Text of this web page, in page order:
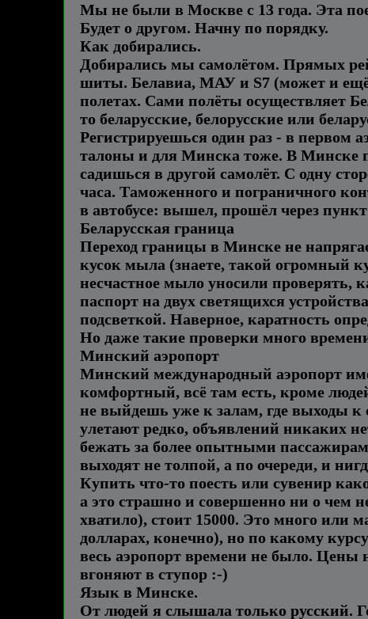
Мы не были в Москве с 13 года. Эта
Будет о другом. Начну по порядку.
Как добирались.
Добирались мы самолётом. Прямых
шиты. Белавиа, МАУ и S7 (может и ещё
полетах. Сами полёты осуществляет
то беларусские, белорусские или
Регистрируешься один раз - в первом
талоны и для Минска тоже. В Минске
садишься в другой самолёт. С одну
часа. Таможенного и пограничного
в автобусе: вышел, прошёл через
Беларусская граница
Переход границы в Минске не
кусок мыла (знаете, такой огромный
несчастное мыло уносили проверять,
паспорт на двух светящихся
подсветкой. Наверное, каратность
Но даже такие проверки много
Минский аэропорт
Минский международный аэропорт
комфортный, всё там есть, кроме
не выйдешь уже к залам, где выходы
улетают редко, объявлений никаких
бежать за более опытными
выходят не толпой, а по очереди, и
Купить что-то поесть или сувенир
а это страшно и совершенно ни о чем
хватило), стоит 15000. Это много или
долларах, конечно), но по какому
весь аэропорт времени не было. Цены
вгоняют в ступор :-)
Язык в Минске.
От людей я слышала только русский.